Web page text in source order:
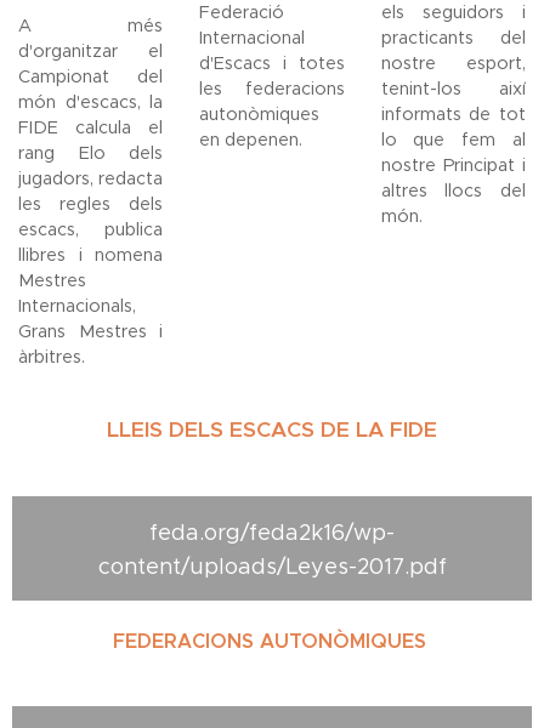
A més
d'organitzar el
Campionat del
món d'escacs, la
FIDE calcula el
rang Elo dels
jugadors, redacta
les regles dels
escacs, publica
llibres i nomena
Mestres
Internacionals,
Grans Mestres i
àrbitres.
Federació
Internacional
d'Escacs i totes
les federacions
autonòmiques
en depenen.
els seguidors i
practicants del
nostre esport,
tenint-los així
informats de tot
lo que fem al
nostre Principat i
altres llocs del
món.
LLEIS DELS ESCACS DE LA FIDE
feda.org/feda2k16/wp-
content/uploads/Leyes-2017.pdf
FEDERACIONS AUTONÒMIQUES